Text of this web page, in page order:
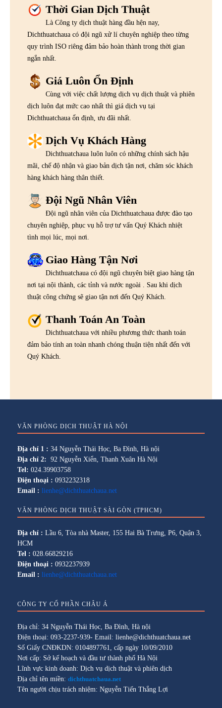
Thời Gian Dịch Thuật
Là Công ty dịch thuật hàng đầu hện nay,
Dichthuatchaua có đội ngũ xử lí chuyên nghiệp theo từng
quy trình ISO riêng đảm bảo hoàn thành trong thời gian
ngắn nhất.
Giá Luôn Ổn Định
Cùng với việc chất lượng dịch vụ dịch thuật và phiên
dịch luôn đạt mức cao nhất thì giá dịch vụ tại
Dichthuatchaua ổn định, ưu đãi nhất.
Dịch Vụ Khách Hàng
Dichthuatchaua luôn luôn có những chính sách hậu
mãi, chế độ nhận và giao bản dịch tận nơi, chăm sóc khách
hàng khách hàng thân thiết.
Đội Ngũ Nhân Viên
Đội ngũ nhân viên của Dichthuatchaua được đào tạo
chuyên nghiệp, phục vụ hỗ trợ tư vấn Quý Khách nhiệt
tình mọi lúc, mọi nơi.
Giao Hàng Tận Nơi
Dichthuatchaua có đội ngũ chuyên biệt giao hàng tận
nơi tại nội thành, các tỉnh và nước ngoài . Sau khi dịch
thuật công chứng sẽ giao tận nơi đến Quý Khách.
Thanh Toán An Toàn
Dichthuatchaua với nhiều phương thức thanh toán
đảm bảo tính an toàn nhanh chóng thuận tiện nhất đến với
Quý Khách.
VĂN PHÒNG DỊCH THUẬT HÀ NỘI
Địa chỉ 1 : 34 Nguyễn Thái Học, Ba Đình, Hà nội
Địa chỉ 2: 92 Nguyễn Xiển, Thanh Xuân Hà Nội
Tel: 024.39903758
Điện thoại : 0932232318
Email : lienhe@dichthuatchaua.net
VĂN PHÒNG DỊCH THUẬT SÀI GÒN (TPHCM)
Địa chỉ : Lầu 6, Tòa nhà Master, 155 Hai Bà Trưng, P6, Quận 3,
HCM
Tel : 028.66829216
Điện thoại : 0932237939
Email : lienhe@dichthuatchaua.net
CÔNG TY CỔ PHẦN CHÂU Á
Địa chỉ: 34 Nguyễn Thái Học, Ba Đình, Hà nội
Điện thoại: 093-2237-939- Email: lienhe@dichthuatchaua.net
Số Giấy CNĐKDN: 0104897761, cấp ngày 10/09/2010
Nơi cấp: Sở kế hoạch và đầu tư thành phố Hà Nội
Lĩnh vực kinh doanh: Dịch vụ dịch thuật và phiên dịch
Địa chỉ tên miền: dichthuatchaua.net
Tên người chịu trách nhiệm: Nguyễn Tiến Thắng Lợi